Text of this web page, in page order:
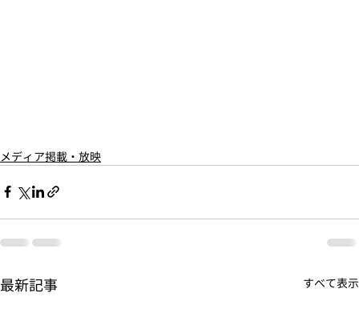
メディア掲載・放映
最新記事 すべて表示